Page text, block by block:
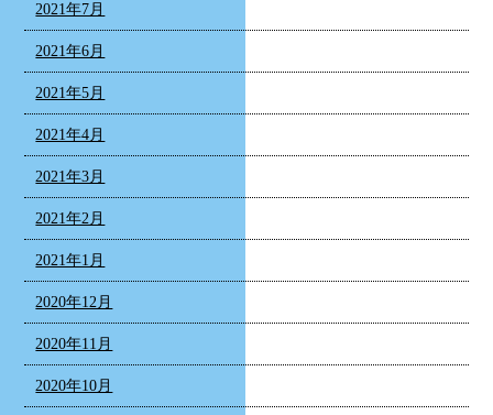
2021年7月
2021年6月
2021年5月
2021年4月
2021年3月
2021年2月
2021年1月
2020年12月
2020年11月
2020年10月